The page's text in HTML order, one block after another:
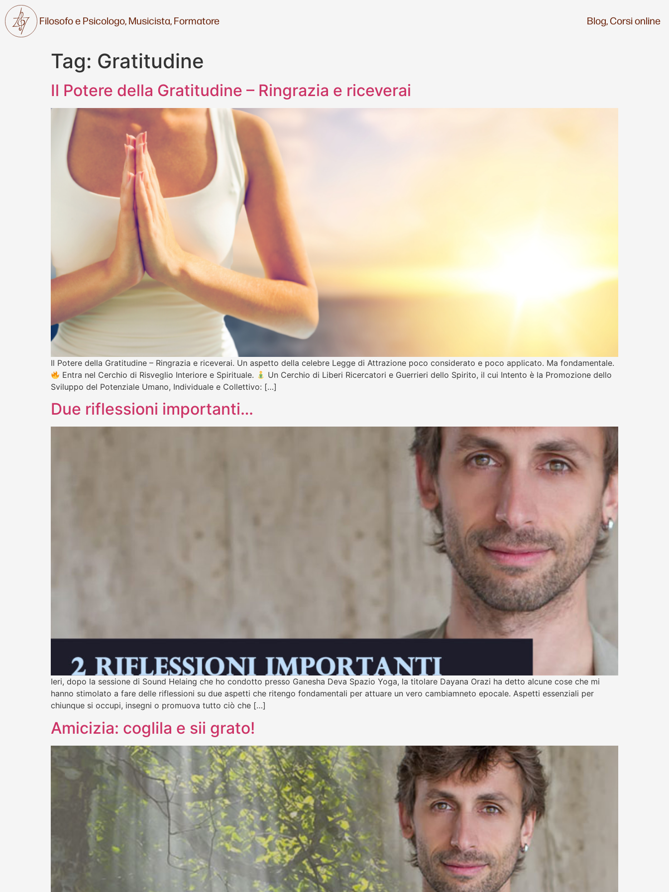
Filosofo e Psicologo,Musicista,Formatore Blog,Corsi online
Tag: Gratitudine
Il Potere della Gratitudine – Ringrazia e riceverai
Il Potere della Gratitudine – Ringrazia e riceverai. Un aspetto della celebre Legge di Attrazione poco considerato e poco applicato. Ma fondamentale.
Entra nel Cerchio di Risveglio Interiore e Spirituale.
Un Cerchio di Liberi Ricercatori e Guerrieri dello Spirito, il cui Intento è la Promozione dello
Sviluppo del Potenziale Umano, Individuale e Collettivo: […]
Due riflessioni importanti…
Ieri, dopo la sessione di Sound Helaing che ho condotto presso Ganesha Deva Spazio Yoga, la titolare Dayana Orazi ha detto alcune cose che mi
hanno stimolato a fare delle riflessioni su due aspetti che ritengo fondamentali per attuare un vero cambiamneto epocale. Aspetti essenziali per
chiunque si occupi, insegni o promuova tutto ciò che […]
Amicizia: coglila e sii grato!